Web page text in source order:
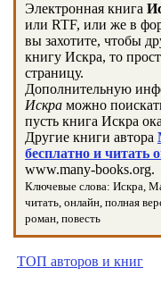
Электронная книга
или RTF, или же в
вы захотите, чтобы
книгу Искра, то
страницу.
Дополнительную
Искра можно
пусть книга Искра
Другие книги автора
бесплатно и читать
www.many-books.org.
Ключевые слова: Искра,
читать, онлайн, полная
роман, повесть
ТОП авторов и книг